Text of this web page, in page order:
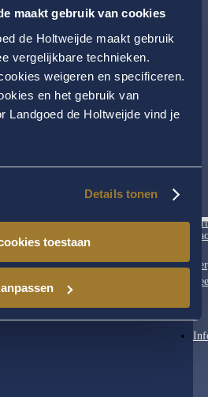
maakt gebruik van cookies
de Holtweijde maakt gebruik
vergelijkbare technieken.
weigeren en specificeren.
en het gebruik van
Landgoed de Holtweijde vind je
Details tonen
toestaan
(113)